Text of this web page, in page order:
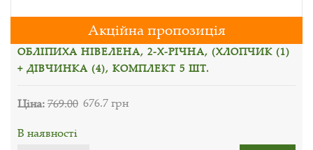
Акційна пропозиція
ОБЛІПИХА НІВЕЛЕНА, 2-Х-РІЧНА, (ХЛОПЧИК (1)
+ ДІВЧИНКА (4), КОМПЛЕКТ 5 ШТ.
Ціна:769.00 676.7 грн
В наявності